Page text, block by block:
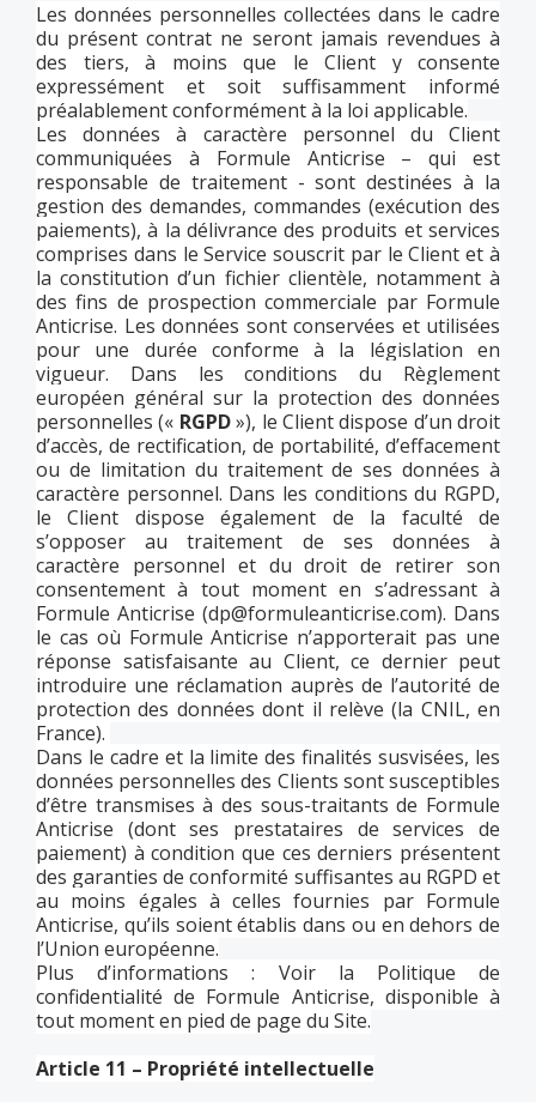
Les données personnelles collectées dans le cadre
du présent contrat ne seront jamais revendues à
des tiers, à moins que le Client y consente
expressément et soit suffisamment informé
préalablement conformément à la loi applicable.
Les données à caractère personnel du Client
communiquées à Formule Anticrise – qui est
responsable de traitement - sont destinées à la
gestion des demandes, commandes (exécution des
paiements), à la délivrance des produits et services
comprises dans le Service souscrit par le Client et à
la constitution d’un fichier clientèle, notamment à
des fins de prospection commerciale par Formule
Anticrise. Les données sont conservées et utilisées
pour une durée conforme à la législation en
vigueur. Dans les conditions du Règlement
européen général sur la protection des données
personnelles (« RGPD»), le Client dispose d’un droit
d’accès, de rectification, de portabilité, d’effacement
ou de limitation du traitement de ses données à
caractère personnel. Dans les conditions du RGPD,
le Client dispose également de la faculté de
s’opposer au traitement de ses données à
caractère personnel et du droit de retirer son
consentement à tout moment en s’adressant à
Formule Anticrise (dp@formuleanticrise.com). Dans
le cas où Formule Anticrise n’apporterait pas une
réponse satisfaisante au Client, ce dernier peut
introduire une réclamation auprès de l’autorité de
protection des données dont il relève (la CNIL, en
France).
Dans le cadre et la limite des finalités susvisées, les
données personnelles des Clients sont susceptibles
d’être transmises à des sous-traitants de Formule
Anticrise (dont ses prestataires de services de
paiement) à condition que ces derniers présentent
des garanties de conformité suffisantes au RGPD et
au moins égales à celles fournies par Formule
Anticrise, qu’ils soient établis dans ou en dehors de
l’Union européenne.
Plus d’informations : Voir la Politique de
confidentialité de Formule Anticrise, disponible à
tout moment en pied de page du Site.
Article 11 – Propriété intellectuelle